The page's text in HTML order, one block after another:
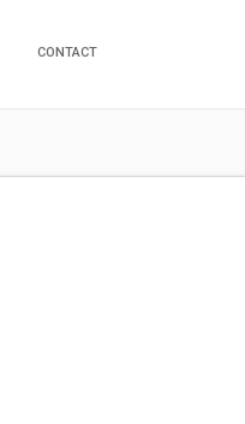
CONTACT